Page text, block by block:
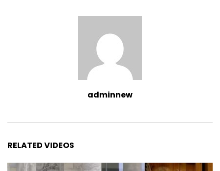
adminnew
RELATED VIDEOS